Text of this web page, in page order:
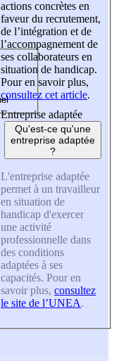
actions concrètes en
faveur du recrutement,
de l’intégration et de
l’accompagnement de
ses collaborateurs en
situation de handicap.
Pour en savoir plus,
consultez cet article.
Entreprise adaptée
Qu'est-ce qu'une
entreprise adaptée
?
L'entreprise adaptée
permet à un travailleur
en situation de
handicap d'exercer
une activité
professionnelle dans
des conditions
adaptées à ses
capacités. Pour en
savoir plus, consultez
le site de l’UNEA.